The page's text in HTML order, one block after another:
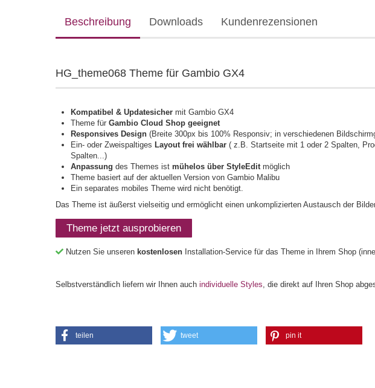
Beschreibung Downloads Kundenrezensionen
HG_theme068 Theme für Gambio GX4
Kompatibel & Updatesicher mit Gambio GX4
Theme für Gambio Cloud Shop geeignet
Responsives Design (Breite 300px bis 100% Responsiv; in verschiedenen
Ein- oder Zweispaltiges Layout frei wählbar ( z.B. Startseite mit 1 oder 2 Spalten,
Spalten...)
Anpassung des Themes ist mühelos über StyleEditmöglich
Theme basiert auf der aktuellen Version von Gambio Malibu
Ein separates mobiles Theme wird nicht benötigt.
Das Theme ist äußerst vielseitig und ermöglicht einen unkomplizierten Austausch der
Theme jetzt ausprobieren
Nutzen Sie unseren kostenlosen Installation-Service für das Theme in Ihrem Shop
Selbstverständlich liefern wir Ihnen auch individuelle Styles, die direkt auf Ihren Shop
teilen tweet pin it